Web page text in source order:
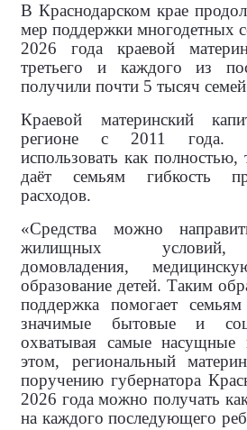
В Краснодарском крае
мер поддержки многодетных
2026 года краевой
третьего и каждого из
получили почти 5 тысяч
Краевой материнский
регионе с 2011 года.
использовать как полностью,
даёт семьям гибкость
расходов.
«Средства можно
жилищных условий,
домовладения,
образование детей. Таким
поддержка помогает
значимые бытовые и
охватывая самые насущные
этом, региональный
поручению губернатора
2026 года можно получать
на каждого последующего